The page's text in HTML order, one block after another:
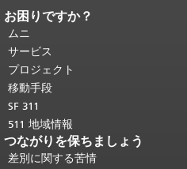
ページコンテンツの終わり。
ジの残りの部分はすべてのページで繰
り返されます。
頭に戻る。
お困りですか？
ムニ
サービス
プロジェクト
移動手段
SF 311
511 地域情報
つながりを保ちましょう
差別に関する苦情